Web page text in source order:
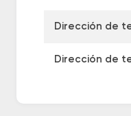
Dirección de
Dirección de